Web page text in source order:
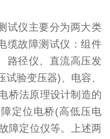
仪主要分为两大类
缆故障测试仪：组件
路径仪、直流高压发
验变压器)、电容、
桥法原理设计制造的
定位电桥(高低压电
障定位仪等。上述两